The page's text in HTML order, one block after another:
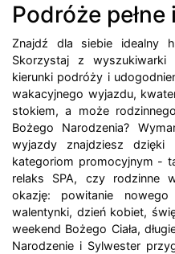
Podróże
Znajdź dla siebie idealny
Skorzystaj z wyszukiwarki
kierunki podróży i
wakacyjnego wyjazdu,
stokiem, a może
Bożego Narodzenia?
wyjazdy znajdziesz
kategoriom promocyjnym -
relaks SPA, czy rodzinne
okazję: powitanie
walentynki, dzień kobiet,
weekend Bożego Ciała,
Narodzenie i Sylwester